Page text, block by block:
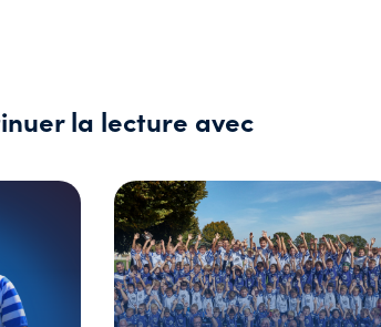
la lecture avec